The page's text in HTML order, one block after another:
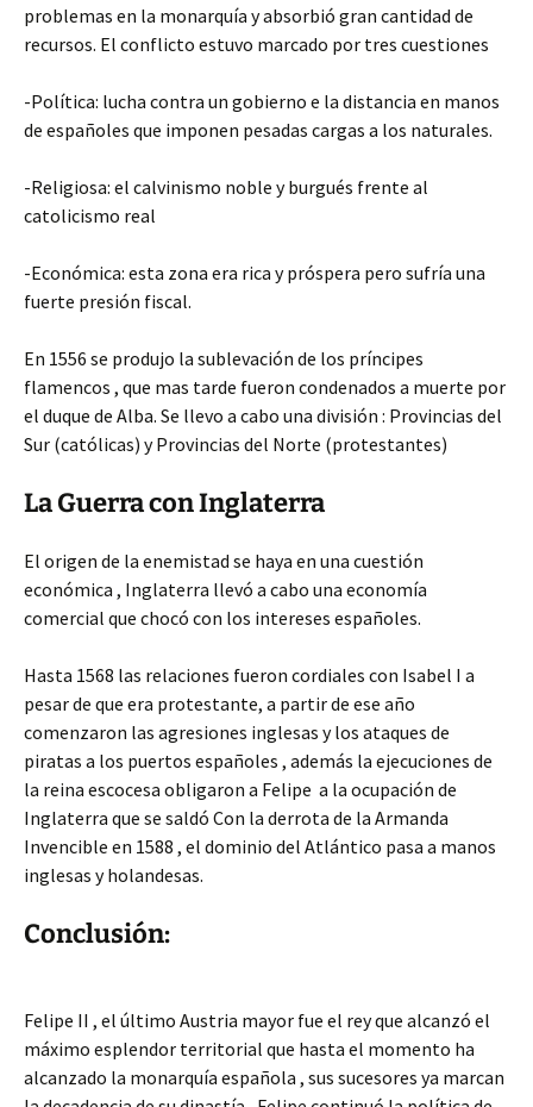
problemas en la monarquía y absorbió gran cantidad de
recursos. El conflicto estuvo marcado por tres cuestiones
-Política: lucha contra un gobierno e la distancia en manos
de españoles que imponen pesadas cargas a los naturales.
-Religiosa: el calvinismo noble y burgués frente al
catolicismo real
-Económica: esta zona era rica y próspera pero sufría una
fuerte presión fiscal.
En 1556 se produjo la sublevación de los príncipes
flamencos , que mas tarde fueron condenados a muerte por
el duque de Alba. Se llevo a cabo una división : Provincias del
Sur (católicas) y Provincias del Norte (protestantes)
La Guerra con Inglaterra
El origen de la enemistad se haya en una cuestión
económica , Inglaterra llevó a cabo una economía
comercial que chocó con los intereses españoles.
Hasta 1568 las relaciones fueron cordiales con Isabel I a
pesar de que era protestante, a partir de ese año
comenzaron las agresiones inglesas y los ataques de
piratas a los puertos españoles , además la ejecuciones de
la reina escocesa obligaron a Felipe a la ocupación de
Inglaterra que se saldó Con la derrota de la Armanda
Invencible en 1588 , el dominio del Atlántico pasa a manos
inglesas y holandesas.
Conclusión:
Felipe II , el último Austria mayor fue el rey que alcanzó el
máximo esplendor territorial que hasta el momento ha
alcanzado la monarquía española , sus sucesores ya marcan